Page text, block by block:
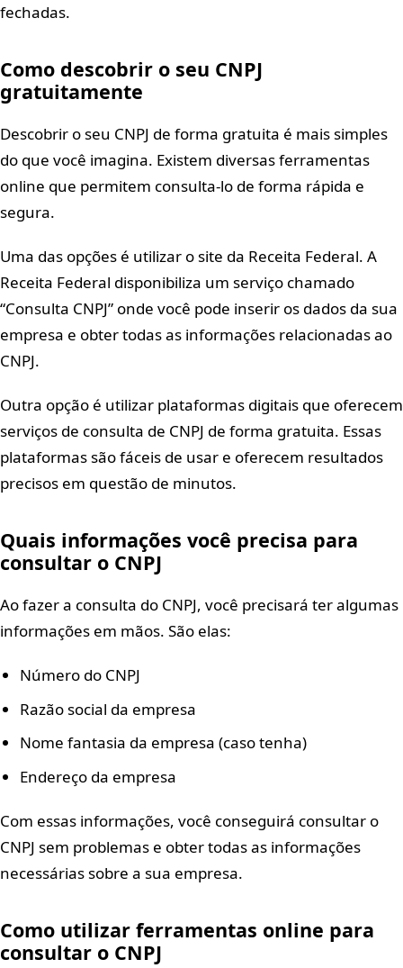
fechadas.
Como descobrir o seu CNPJ
gratuitamente
Descobrir o seu CNPJ de forma gratuita é mais simples
do que você imagina. Existem diversas ferramentas
online que permitem consulta-lo de forma rápida e
segura.
Uma das opções é utilizar o site da Receita Federal. A
Receita Federal disponibiliza um serviço chamado
“Consulta CNPJ” onde você pode inserir os dados da sua
empresa e obter todas as informações relacionadas ao
CNPJ.
Outra opção é utilizar plataformas digitais que oferecem
serviços de consulta de CNPJ de forma gratuita. Essas
plataformas são fáceis de usar e oferecem resultados
precisos em questão de minutos.
Quais informações você precisa para
consultar o CNPJ
Ao fazer a consulta do CNPJ, você precisará ter algumas
informações em mãos. São elas:
Número do CNPJ
Razão social da empresa
Nome fantasia da empresa (caso tenha)
Endereço da empresa
Com essas informações, você conseguirá consultar o
CNPJ sem problemas e obter todas as informações
necessárias sobre a sua empresa.
Como utilizar ferramentas online para
consultar o CNPJ